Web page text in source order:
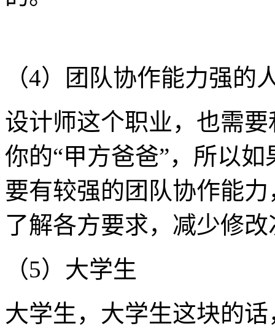
（4）团队协作能力强的
设计师这个职业，也需
你的“甲方爸爸”，所以
要有较强的团队协作能
了解各方要求，减少修
（5）大学生
大学生，大学生这块的